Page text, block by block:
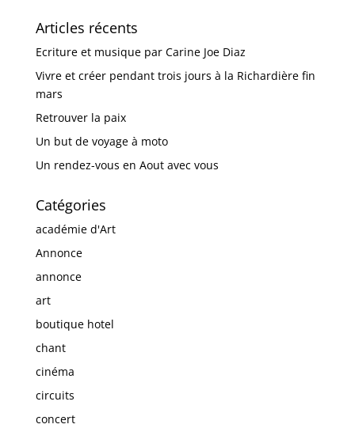
Articles récents
Ecriture et musique par Carine Joe Diaz
Vivre et créer pendant trois jours à la Richardière fin
mars
Retrouver la paix
Un but de voyage à moto
Un rendez-vous en Aout avec vous
Catégories
académie d'Art
Annonce
annonce
art
boutique hotel
chant
cinéma
circuits
concert